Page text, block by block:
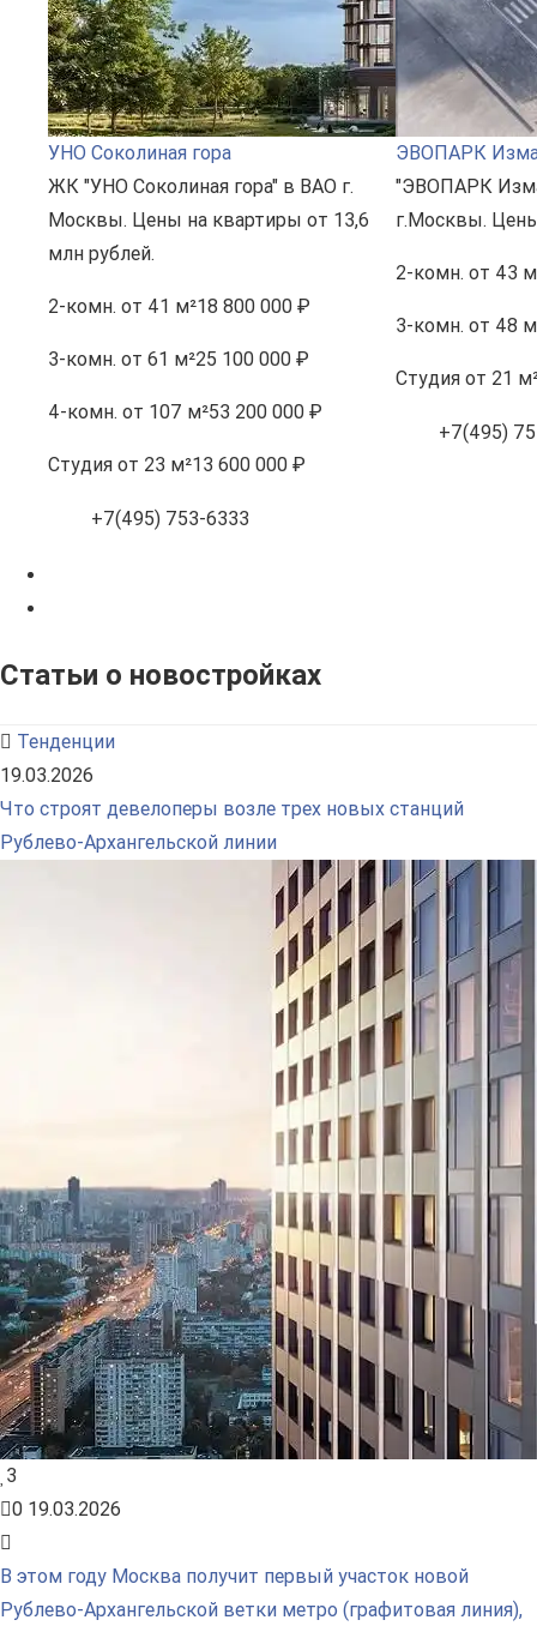
УНО Соколиная гора
ЖК "УНО Соколиная гора" в ВАО г.
Москвы. Цены на квартиры от 13,6
млн рублей.
2-комн. от 41 м²18 800 000 ₽
3-комн. от 61 м²25 100 000 ₽
4-комн. от 107 м²53 200 000 ₽
Студия от 23 м²13 600 000 ₽
+7(495) 753-6333
ЭВОПАРК
"ЭВОПАРК
г.Москвы.
2-комн. от 43
3-комн. от 48
Студия от 21
+7(495)
Статьи о новостройках
Тенденции
19.03.2026
Что строят девелоперы возле трех новых станций
Рублево-Архангельской линии
3
0 19.03.2026
В этом году Москва получит первый участок новой
Рублево-Архангельской ветки метро (графитовая линия),